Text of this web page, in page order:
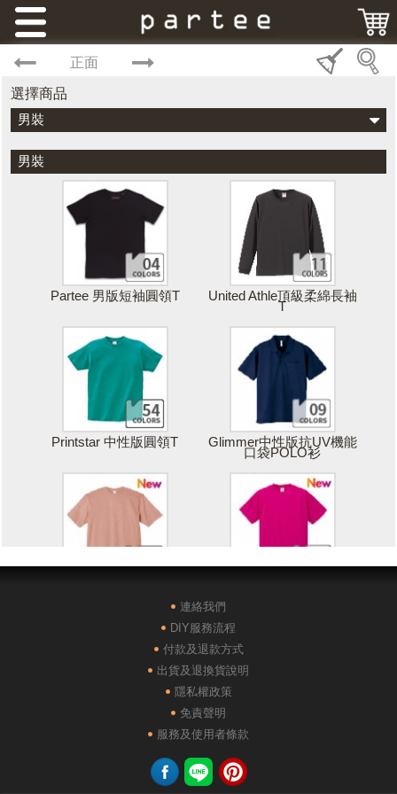
正面
選擇商品
男裝
男裝
Partee 男版短袖圓領T United Athle頂級柔綿長袖
T
Printstar 中性版圓領T Glimmer中性版抗UV機能
口袋POLO衫
POLONE1純棉短袖POLO AG28000落肩重磅精梳棉
連絡我們
DIY服務流程
付款及退款方式
出貨及退換貨說明
隱私權政策
免責聲明
服務及使用者條款